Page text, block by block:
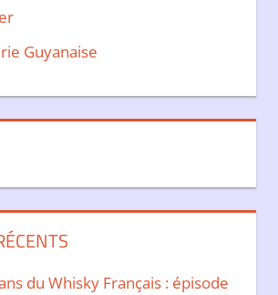
Guyanaise
du Whisky Français : épisode